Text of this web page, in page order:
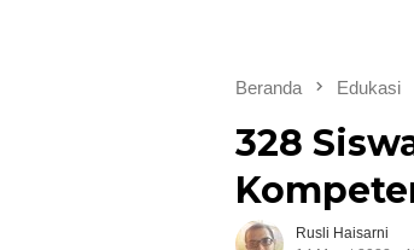
Beranda Edukasi
328
Rusli Haisarni